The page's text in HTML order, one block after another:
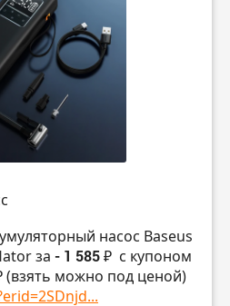
насос Baseus
за - 1 585 ₽ с купоном
(взять можно под ценой)